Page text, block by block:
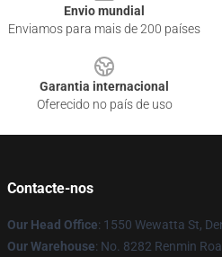
Envio mundial
Enviamos para mais de 200 países
Garantia internacional
Oferecido no país de uso
Contacte-nos
Our Head Office: 1550 Wewatta St,
Our Warehouse: No. 8282 Renmin